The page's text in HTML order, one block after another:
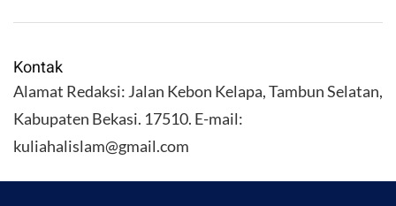
Kontak
Alamat Redaksi: Jalan Kebon Kelapa, Tambun Selatan,
Kabupaten Bekasi. 17510. E-mail:
kuliahalislam@gmail.com